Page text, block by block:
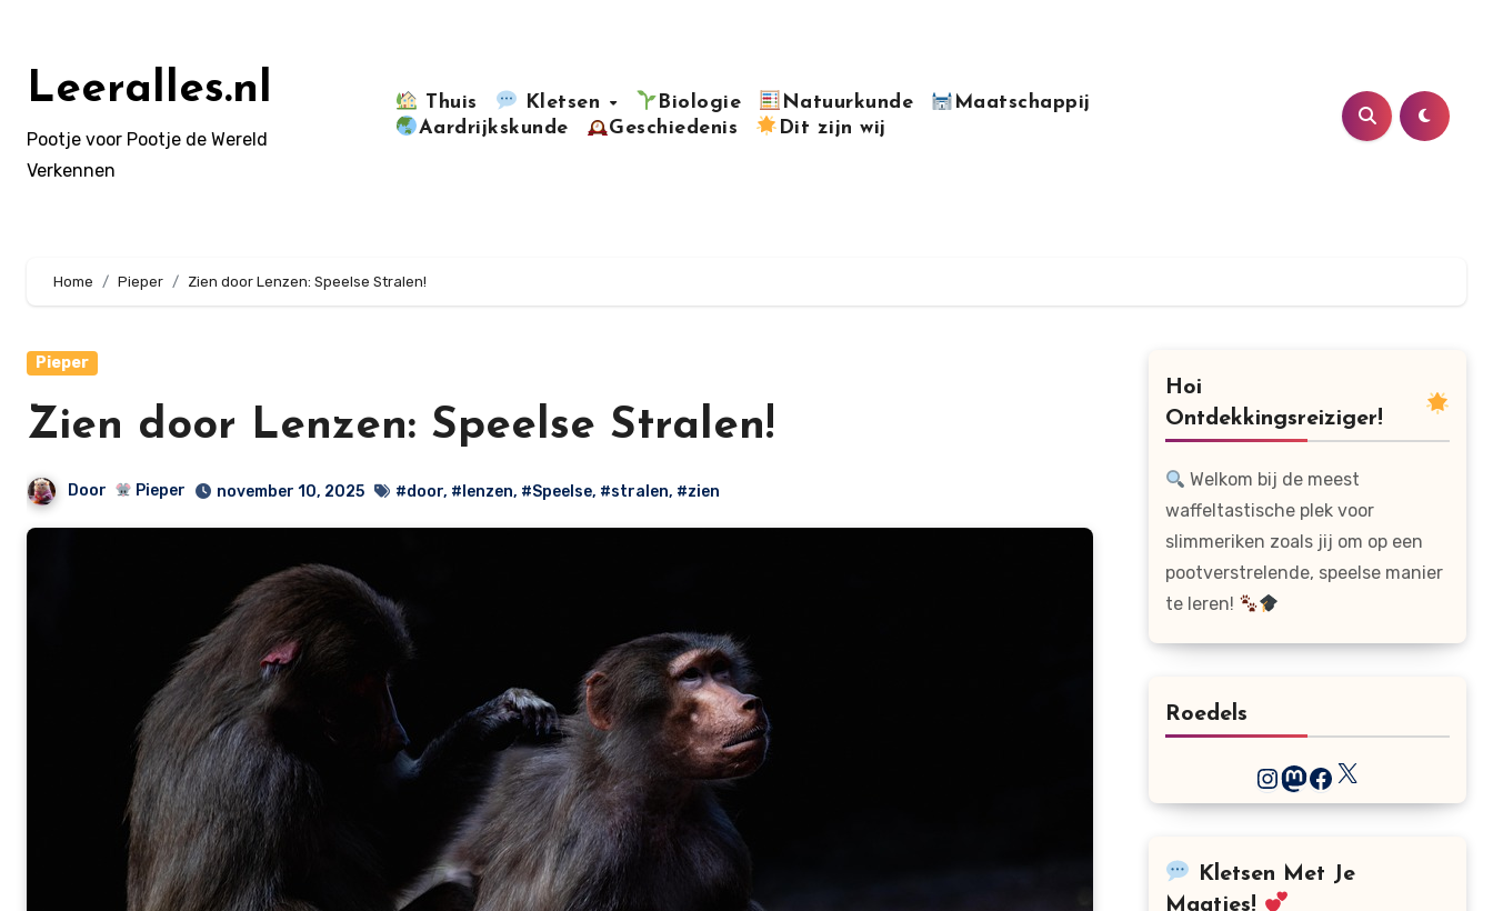
inhoudLeeralles.nl
Pootje voor Pootje de Wereld
Verkennen
Thuis Kletsen Biologie Natuurkunde
Maatschappij
Aardrijkskunde
Geschiedenis Dit zijn wij
Home Pieper Zien door Lenzen: Speelse Stralen!
Pieper
Zien door Lenzen: Speelse Stralen!
Door Pieper november 10, 2025 #door, #lenzen, #Speelse, #stralen, #zien
Hoi
Ontdekkingsreiziger!
Welkom bij de meest
waffeltastische plek voor
slimmeriken zoals jij om op een
pootverstrelende, speelse manier
te leren!
Roedels
Instagram
Mastodon
Facebook
X
Kletsen Met Je
Maatjes!